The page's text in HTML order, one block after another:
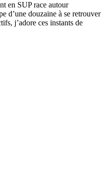
en SUP race autour
d’une douzaine à se retrouver
j’adore ces instants de